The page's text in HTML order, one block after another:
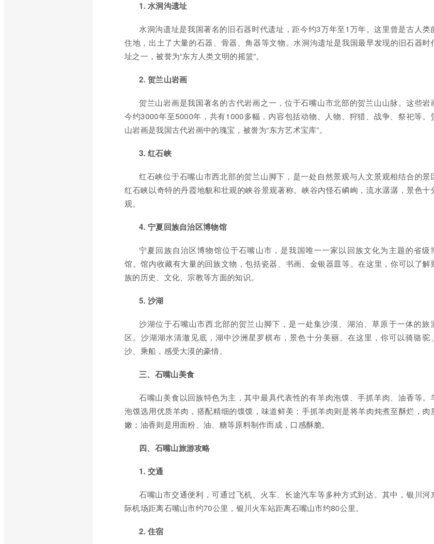
1. 水洞沟遗址
水洞沟遗址是我国著名的旧石器时代遗址，距今约3万年至1万年。这里曾是古人类
住地，出土了大量的石器、骨器、角器等文物。水洞沟遗址是我国最早发现的旧石器时
址之一，被誉为“东方人类文明的摇篮”。
2. 贺兰山岩画
贺兰山岩画是我国著名的古代岩画之一，位于石嘴山市北部的贺兰山山脉。这些岩
今约3000年至5000年，共有1000多幅，内容包括动物、人物、狩猎、战争、祭祀等。
山岩画是我国古代岩画中的瑰宝，被誉为“东方艺术宝库”。
3. 红石峡
红石峡位于石嘴山市西北部的贺兰山脚下，是一处自然景观与人文景观相结合的景
红石峡以奇特的丹霞地貌和壮观的峡谷景观著称。峡谷内怪石嶙峋，流水潺潺，景色十
观。
4. 宁夏回族自治区博物馆
宁夏回族自治区博物馆位于石嘴山市，是我国唯一一家以回族文化为主题的省级
馆。馆内收藏有大量的回族文物，包括瓷器、书画、金银器皿等。在这里，你可以了解
族的历史、文化、宗教等方面的知识。
5. 沙湖
沙湖位于石嘴山市西北部的贺兰山脚下，是一处集沙漠、湖泊、草原于一体的旅
区。沙湖湖水清澈见底，湖中沙洲星罗棋布，景色十分美丽。在这里，你可以骑骆驼
沙、乘船，感受大漠的豪情。
三、石嘴山美食
石嘴山美食以回族特色为主，其中最具代表性的有羊肉泡馍、手抓羊肉、油香等。
泡馍选用优质羊肉，搭配精细的馍馍，味道鲜美；手抓羊肉则是将羊肉炖煮至酥烂，肉
嫩；油香则是用面粉、油、糖等原料制作而成，口感酥脆。
四、石嘴山旅游攻略
1. 交通
石嘴山市交通便利，可通过飞机、火车、长途汽车等多种方式到达。其中，银川河
际机场距离石嘴山市约70公里，银川火车站距离石嘴山市约80公里。
2. 住宿